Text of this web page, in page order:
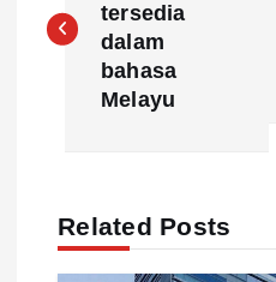
s
a
tersedia
dalam
bahasa
Melayu
Related Posts